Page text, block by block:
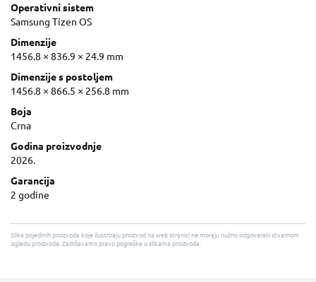
Operativni sistem
Samsung Tizen OS
Dimenzije
1456.8 × 836.9 × 24.9 mm
Dimenzije s postoljem
1456.8 × 866.5 × 256.8 mm
Boja
Crna
Godina proizvodnje
2026.
Garancija
2 godine
Slike pojedinih proizvoda koje ilustriraju proizvod na web stranici ne moraju nužno odgovarati stvarnom
izgledu proizvoda. Zadržavamo pravo pogreške u slikama proizvoda.